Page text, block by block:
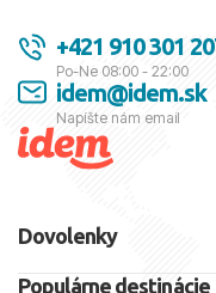
+421 910 301
Po-Ne 08:00 - 22:00
idem@idem.sk
Napíšte nám email
Dovolenky
Populárne destinácie